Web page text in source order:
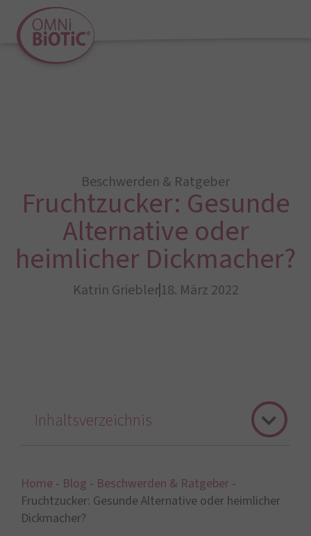
Beschwerden & Ratgeber
Fruchtzucker: Gesunde
Alternative oder
heimlicher Dickmacher?
Katrin Griebler18. März 2022
Home - Blog - Beschwerden & Ratgeber -
Fruchtzucker: Gesunde Alternative oder heimlicher
Dickmacher?
Inhaltsverzeichnis